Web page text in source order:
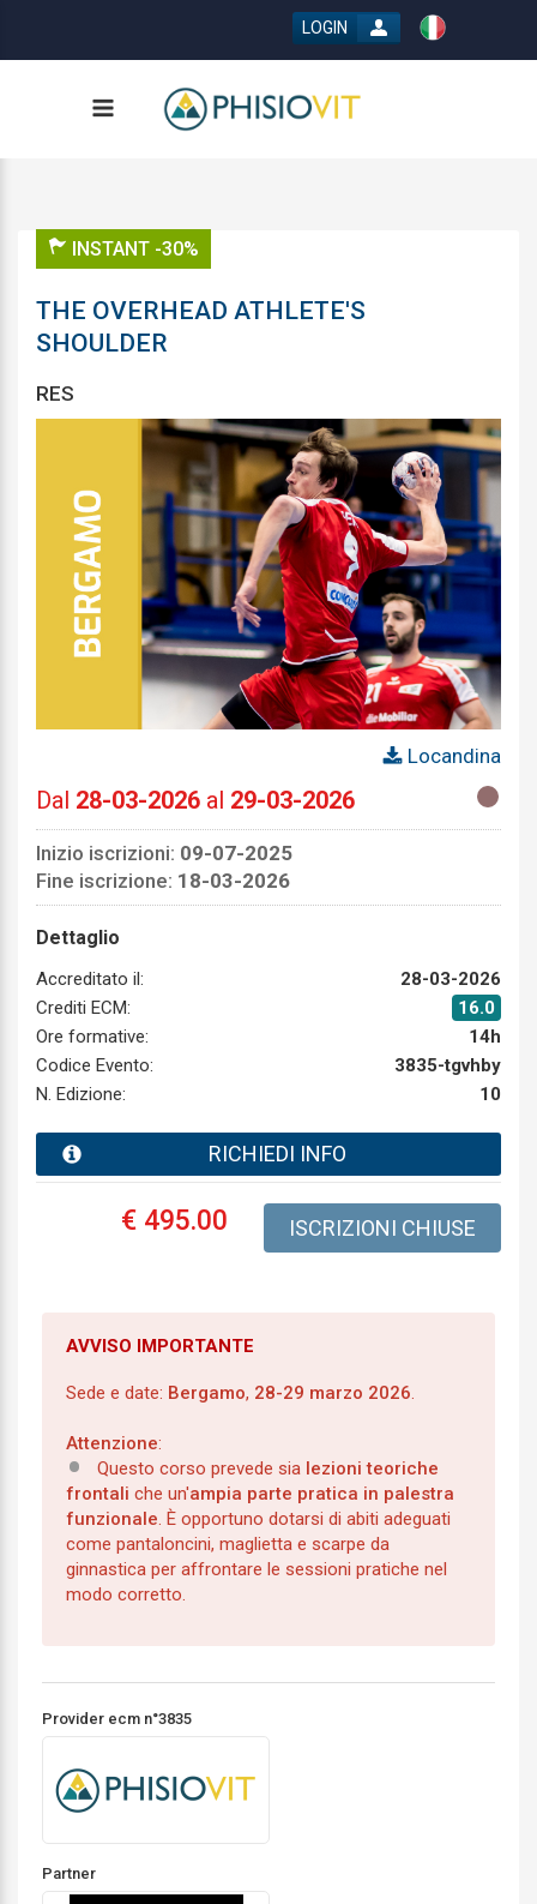
LOGIN
INSTANT -30%
THE OVERHEAD ATHLETE'S
SHOULDER
RES
Locandina
Dal 28-03-2026 al 29-03-2026
Inizio iscrizioni: 09-07-2025
Fine iscrizione: 18-03-2026
Dettaglio
Accreditato il:
28-03-2026
Crediti ECM:
16.0
Ore formative:
14h
Codice Evento:
3835-tgvhby
N. Edizione:
10
RICHIEDI INFO
ISCRIZIONI CHIUSE
€ 495.00
AVVISO IMPORTANTE
Sede e date: Bergamo, 28-29 marzo 2026.
Attenzione:
Questo corso prevede sia lezioni teoriche
frontali che un'ampia parte pratica in palestra
funzionale. È opportuno dotarsi di abiti adeguati
come pantaloncini, maglietta e scarpe da
ginnastica per affrontare le sessioni pratiche nel
modo corretto.
Provider ecm n°3835
Partner